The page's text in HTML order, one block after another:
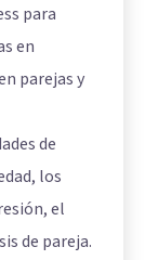
para
en
parejas y
de
los
el
de pareja.